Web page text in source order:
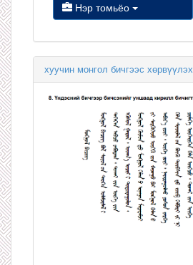
Нэр томьёо
хуучин монгол бичгээс хөрвүүлэх